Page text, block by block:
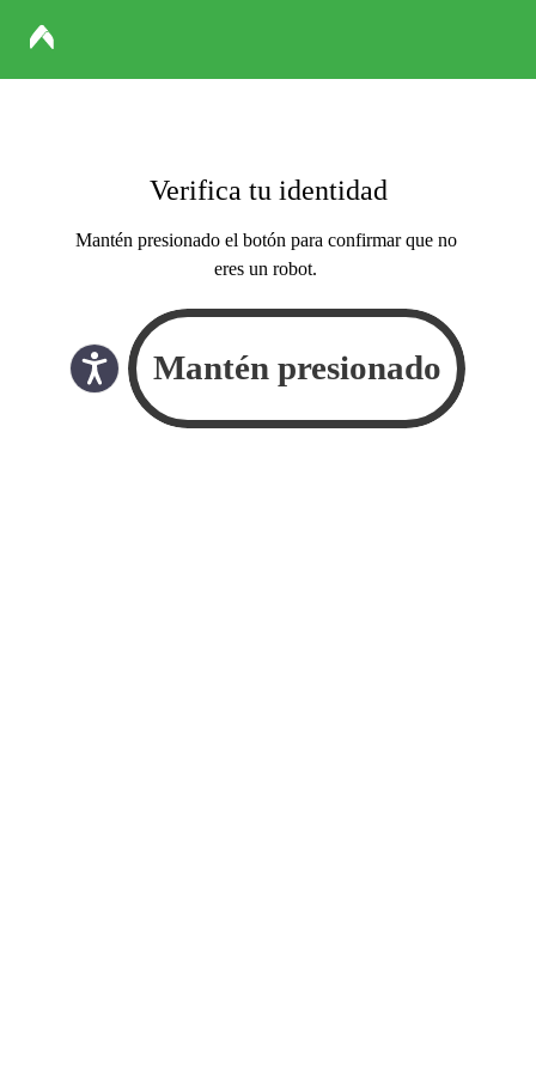
Verifica tu identidad
Mantén presionado el botón para confirmar que no
eres un robot.